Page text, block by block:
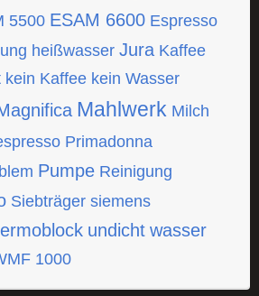
5500 ESAM 6600 Espresso
heißwasser Jura Kaffee
kein Kaffee kein Wasser
Mahlwerk Milch
Primadonna
Pumpe Reinigung
Siebträger siemens
undicht wasser
1000